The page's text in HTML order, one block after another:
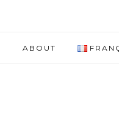
ABOUT